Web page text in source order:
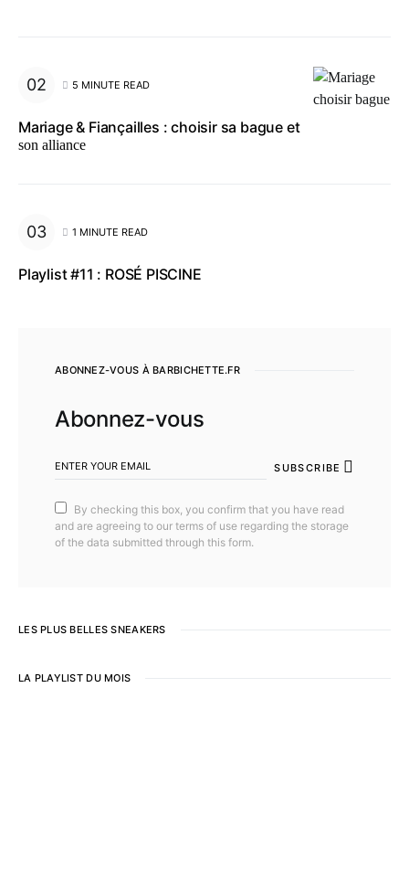
5 MINUTE READ
Mariage & Fiançailles : choisir sa bague et
son alliance
1 MINUTE READ
Playlist #11 : ROSÉ PISCINE
ABONNEZ-VOUS À BARBICHETTE.FR
Abonnez-vous
SUBSCRIBE
By checking this box, you confirm that you have read
and are agreeing to our terms of use regarding the storage
of the data submitted through this form.
LES PLUS BELLES SNEAKERS
LA PLAYLIST DU MOIS